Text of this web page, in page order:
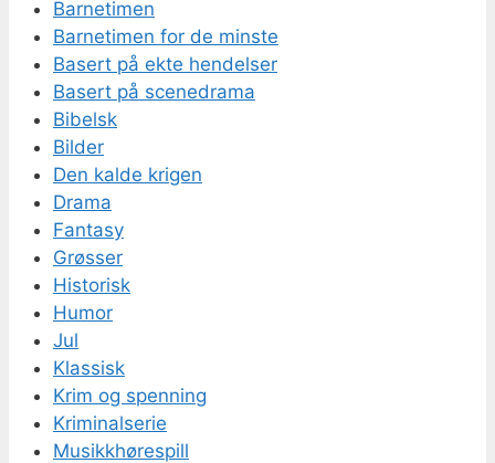
Barnetimen
Barnetimen for de minste
Basert på ekte hendelser
Basert på scenedrama
Bibelsk
Bilder
Den kalde krigen
Drama
Fantasy
Grøsser
Historisk
Humor
Jul
Klassisk
Krim og spenning
Kriminalserie
Musikkhørespill